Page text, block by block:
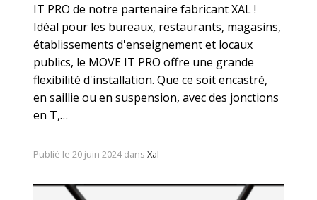
IT PRO de notre partenaire fabricant XAL !
Idéal pour les bureaux, restaurants, magasins,
établissements d'enseignement et locaux
publics, le MOVE IT PRO offre une grande
flexibilité d'installation. Que ce soit encastré,
en saillie ou en suspension, avec des jonctions
en T,…
Publié le 20 juin 2024 dansXal